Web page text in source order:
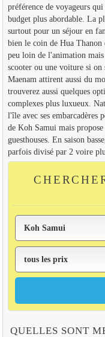
préférence de voyageurs
budget plus abordable. La
surtout pour un séjour en
bien le coin de Hua Thanon
peu loin de l'animation
scooter ou une voiture si on
Maenam attirent aussi du
trouverez aussi quelques
complexes plus luxueux.
l'île avec ses embarcadères
de Koh Samui mais propose
guesthouses. En saison
parfois divisé par 2 voire
QUELLES SONT